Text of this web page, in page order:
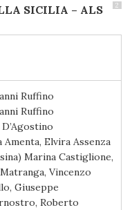
2
SICILIA – ALS
Ruffino
Ruffino
Amenta, Elvira Assenza
Marina Castiglione,
Vincenzo
Giuseppe
Roberto